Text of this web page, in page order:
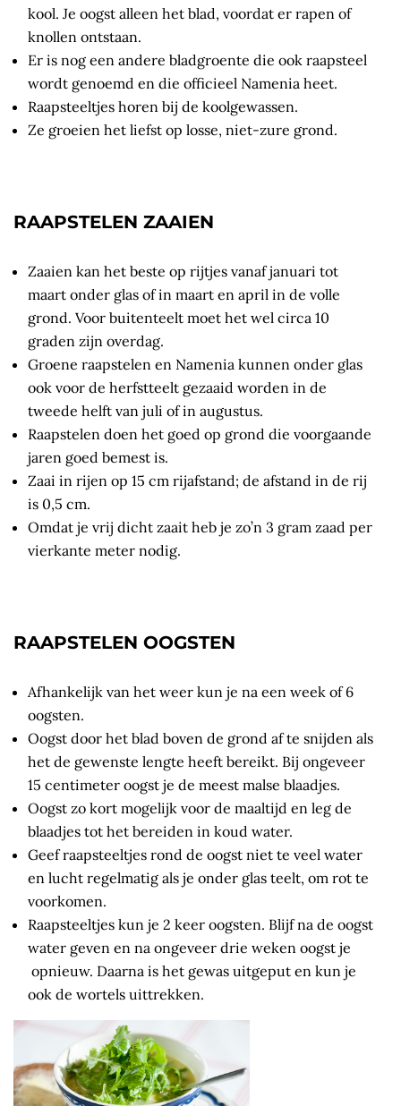
kool. Je oogst alleen het blad, voordat er rapen of
knollen ontstaan.
Er is nog een andere bladgroente die ook raapsteel
wordt genoemd en die officieel Namenia heet.
Raapsteeltjes horen bij de koolgewassen.
Ze groeien het liefst op losse, niet-zure grond.
RAAPSTELEN ZAAIEN
Zaaien kan het beste op rijtjes vanaf januari tot
maart onder glas of in maart en april in de volle
grond. Voor buitenteelt moet het wel circa 10
graden zijn overdag.
Groene raapstelen en Namenia kunnen onder glas
ook voor de herfstteelt gezaaid worden in de
tweede helft van juli of in augustus.
Raapstelen doen het goed op grond die voorgaande
jaren goed bemest is.
Zaai in rijen op 15 cm rijafstand; de afstand in de rij
is 0,5 cm.
Omdat je vrij dicht zaait heb je zo’n 3 gram zaad per
vierkante meter nodig.
RAAPSTELEN OOGSTEN
Afhankelijk van het weer kun je na een week of 6
oogsten.
Oogst door het blad boven de grond af te snijden als
het de gewenste lengte heeft bereikt. Bij ongeveer
15 centimeter oogst je de meest malse blaadjes.
Oogst zo kort mogelijk voor de maaltijd en leg de
blaadjes tot het bereiden in koud water.
Geef raapsteeltjes rond de oogst niet te veel water
en lucht regelmatig als je onder glas teelt, om rot te
voorkomen.
Raapsteeltjes kun je 2 keer oogsten. Blijf na de oogst
water geven en na ongeveer drie weken oogst je
opnieuw. Daarna is het gewas uitgeput en kun je
ook de wortels uittrekken.